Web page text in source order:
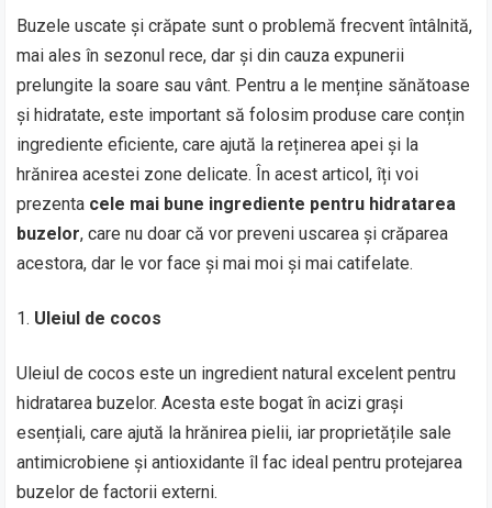
Buzele uscate și crăpate sunt o problemă frecvent întâlnită,
mai ales în sezonul rece, dar și din cauza expunerii
prelungite la soare sau vânt. Pentru a le menține sănătoase
și hidratate, este important să folosim produse care conțin
ingrediente eficiente, care ajută la reținerea apei și la
hrănirea acestei zone delicate. În acest articol, îți voi
prezenta cele mai bune ingrediente pentru hidratarea
buzelor, care nu doar că vor preveni uscarea și crăparea
acestora, dar le vor face și mai moi și mai catifelate.
Uleiul de cocos
Uleiul de cocos este un ingredient natural excelent pentru
hidratarea buzelor. Acesta este bogat în acizi grași
esențiali, care ajută la hrănirea pielii, iar proprietățile sale
antimicrobiene și antioxidante îl fac ideal pentru protejarea
buzelor de factorii externi.